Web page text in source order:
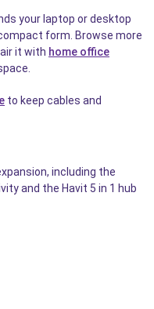
your laptop or desktop
form. Browse more
it with home office
to keep cables and
including the
and the Havit 5 in 1 hub